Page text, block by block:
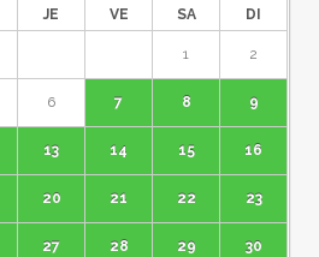
JE VE SA DI
1 2
6 7 8 9
13 14 15 16
20 21 22 23
27 28 29 30